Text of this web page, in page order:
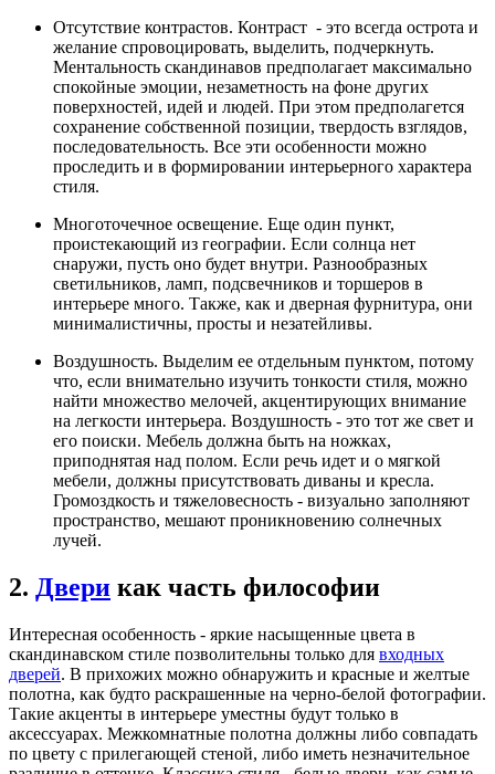
Отсутствие контрастов. Контраст - это всегда острота и
желание спровоцировать, выделить, подчеркнуть.
Ментальность скандинавов предполагает максимально
спокойные эмоции, незаметность на фоне других
поверхностей, идей и людей. При этом предполагется
сохранение собственной позиции, твердость взглядов,
последовательность. Все эти особенности можно
проследить и в формировании интерьерного характера
стиля.
Многоточечное освещение. Еще один пункт,
проистекающий из географии. Если солнца нет
снаружи, пусть оно будет внутри. Разнообразных
светильников, ламп, подсвечников и торшеров в
интерьере много. Также, как и дверная фурнитура, они
минималистичны, просты и незатейливы.
Воздушность. Выделим ее отдельным пунктом, потому
что, если внимательно изучить тонкости стиля, можно
найти множество мелочей, акцентирующих внимание
на легкости интерьера. Воздушность - это тот же свет и
его поиски. Мебель должна быть на ножках,
приподнятая над полом. Если речь идет и о мягкой
мебели, должны присутствовать диваны и кресла.
Громоздкость и тяжеловесность - визуально заполняют
пространство, мешают проникновению солнечных
лучей.
2. Двери как часть философии
Интересная особенность - яркие насыщенные цвета в
скандинавском стиле позволительны только для входных
дверей. В прихожих можно обнаружить и красные и желтые
полотна, как будто раскрашенные на черно-белой фотографии.
Такие акценты в интерьере уместны будут только в
аксессуарах. Межкомнатные полотна должны либо совпадать
по цвету с прилегающей стеной, либо иметь незначительное